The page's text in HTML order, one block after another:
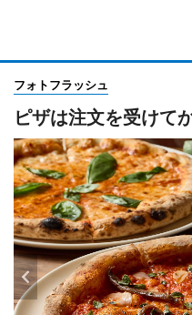
フォトフラッシュ
ピザは注文を受けて